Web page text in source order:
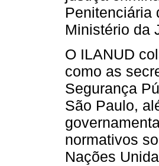
Penitenciária
Ministério da
O ILANUD
como as
Segurança
São Paulo,
normativos
Nações